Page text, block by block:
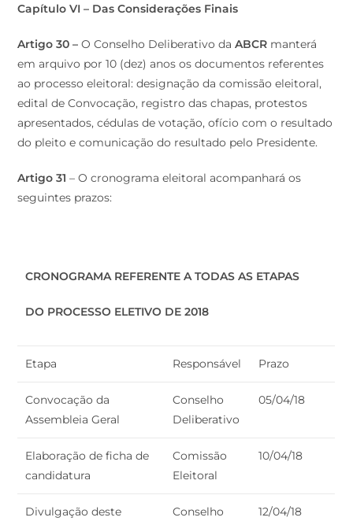
Capítulo VI – Das Considerações Finais
Artigo 30 – O Conselho Deliberativo daABCR manterá
em arquivo por 10 (dez) anos os documentos referentes
ao processo eleitoral: designação da comissão eleitoral,
edital de Convocação, registro das chapas, protestos
apresentados, cédulas de votação, ofício com o resultado
do pleito e comunicação do resultado pelo Presidente.
Artigo 31 – O cronograma eleitoral acompanhará os
seguintes prazos:
CRONOGRAMA REFERENTE A TODAS AS ETAPAS
DO PROCESSO ELETIVO DE 2018
Etapa Responsável Prazo
Convocação da
Assembleia Geral
Conselho
Deliberativo
05/04/18
Elaboração de ficha de
candidatura
Comissão
Eleitoral
10/04/18
Divulgação deste
Conselho
12/04/18